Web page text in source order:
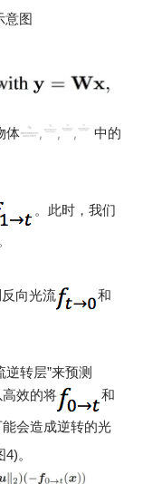
意图
体 , , , 中的
。此时，我们
。
向光流
和
转层”来预测
效的将 和
能会造成逆转的光
。